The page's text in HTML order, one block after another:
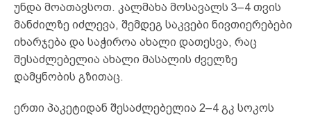
უნდა მოათავსოთ. კალმახა მოსავალს 3–4 თვის
მანძილზე იძლევა, შემდეგ საკვები ნივთიერებები
იხარჯება და საჭიროა ახალი დათესვა, რაც
შესაძლებელია ახალი მასალის ძველზე
დამყნობის გზითაც.
ერთი პაკეტიდან შესაძლებელია 2–4 გკ სოკოს